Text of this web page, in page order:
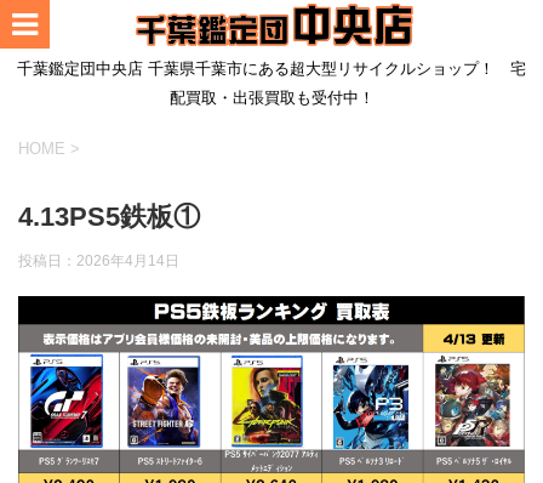
千葉鑑定団中央店 千葉県千葉市にある超大型リサイクルショップ！ 宅
配買取・出張買取も受付中！
HOME >
4.13PS5鉄板①
投稿日： 2026年4月14日